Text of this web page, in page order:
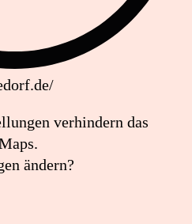
verhindern das
ändern?